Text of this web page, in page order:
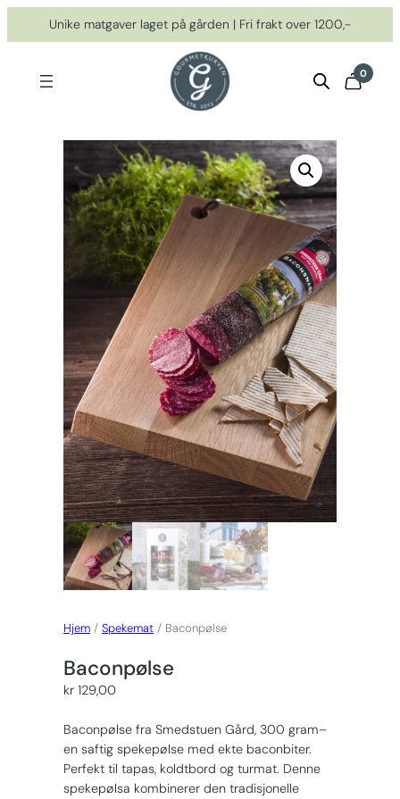
til
Unike matgaver laget på gården | Fri frakt over 1200,-
0
Hjem /Spekemat / Baconpølse
Baconpølse
kr 129,00
Baconpølse fra Smedstuen Gård, 300 gram–
en saftig spekepølse med ekte baconbiter.
Perfekt til tapas, koldtbord og turmat. Denne
spekepølsa kombinerer den tradisjonelle